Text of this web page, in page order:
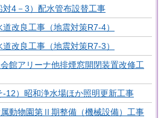
対4－3）配水管布設替工事
改良工事（地震対策R7-4）
改良工事（地震対策R7-3）
会館アリーナ他排煙窓開閉装置改修工
-12）昭和浄水場ほか照明更新工事
属動物園第Ⅱ期整備（機械設備）工事